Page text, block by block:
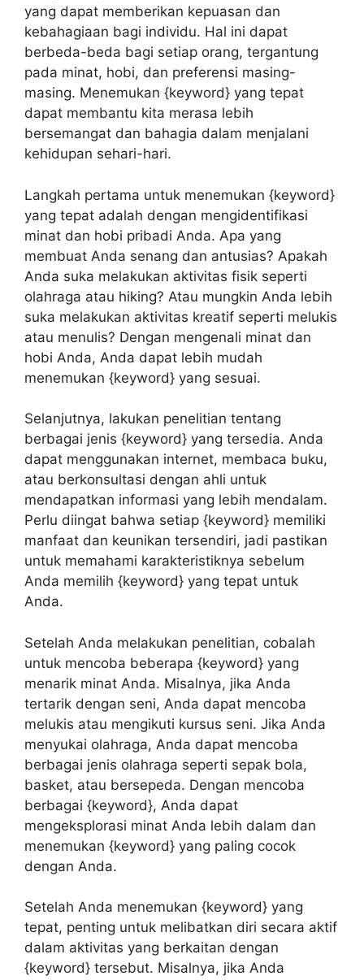
yang dapat memberikan kepuasan dan
kebahagiaan bagi individu. Hal ini dapat
berbeda-beda bagi setiap orang, tergantung
pada minat, hobi, dan preferensi masing-
masing. Menemukan {keyword} yang tepat
dapat membantu kita merasa lebih
bersemangat dan bahagia dalam menjalani
kehidupan sehari-hari.
Langkah pertama untuk menemukan {keyword}
yang tepat adalah dengan mengidentifikasi
minat dan hobi pribadi Anda. Apa yang
membuat Anda senang dan antusias? Apakah
Anda suka melakukan aktivitas fisik seperti
olahraga atau hiking? Atau mungkin Anda lebih
suka melakukan aktivitas kreatif seperti melukis
atau menulis? Dengan mengenali minat dan
hobi Anda, Anda dapat lebih mudah
menemukan {keyword} yang sesuai.
Selanjutnya, lakukan penelitian tentang
berbagai jenis {keyword} yang tersedia. Anda
dapat menggunakan internet, membaca buku,
atau berkonsultasi dengan ahli untuk
mendapatkan informasi yang lebih mendalam.
Perlu diingat bahwa setiap {keyword} memiliki
manfaat dan keunikan tersendiri, jadi pastikan
untuk memahami karakteristiknya sebelum
Anda memilih {keyword} yang tepat untuk
Anda.
Setelah Anda melakukan penelitian, cobalah
untuk mencoba beberapa {keyword} yang
menarik minat Anda. Misalnya, jika Anda
tertarik dengan seni, Anda dapat mencoba
melukis atau mengikuti kursus seni. Jika Anda
menyukai olahraga, Anda dapat mencoba
berbagai jenis olahraga seperti sepak bola,
basket, atau bersepeda. Dengan mencoba
berbagai {keyword}, Anda dapat
mengeksplorasi minat Anda lebih dalam dan
menemukan {keyword} yang paling cocok
dengan Anda.
Setelah Anda menemukan {keyword} yang
tepat, penting untuk melibatkan diri secara aktif
dalam aktivitas yang berkaitan dengan
{keyword} tersebut. Misalnya, jika Anda